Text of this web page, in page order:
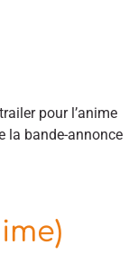
pour l’anime
la bande-annonce